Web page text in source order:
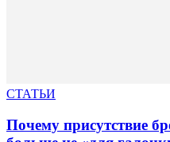
СТАТЬИ
Почему присутствие